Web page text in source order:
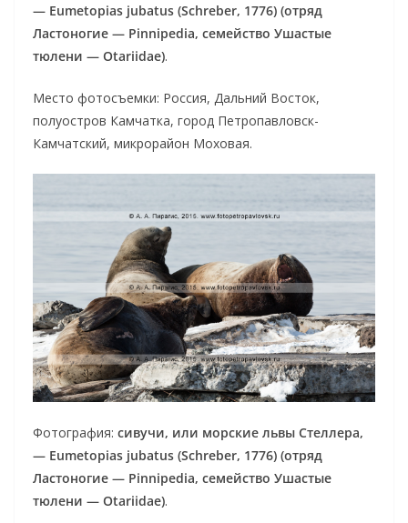
— Eumetopias jubatus (Schreber, 1776) (отряд
Ластоногие — Pinnipedia, семейство Ушастые
тюлени — Otariidae).
Место фотосъемки: Россия, Дальний Восток,
полуостров Камчатка, город Петропавловск-
Камчатский, микрорайон Моховая.
Фотография: сивучи, или морские львы Стеллера,
— Eumetopias jubatus (Schreber, 1776) (отряд
Ластоногие — Pinnipedia, семейство Ушастые
тюлени — Otariidae).